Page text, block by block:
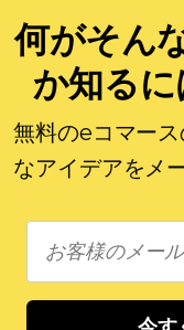
何がそん
か知る
無料のeコマー
なアイデアをメ